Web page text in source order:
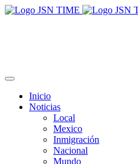
Inicio
Noticias
Local
Mexico
Inmigración
Nacional
Mundo